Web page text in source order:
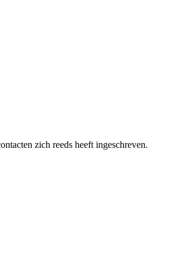
zich reeds heeft ingeschreven.